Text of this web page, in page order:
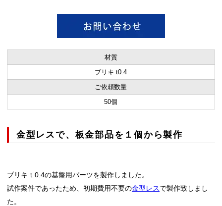
材質
ブリキ t0.4
ご依頼数量
50個
金型レスで、板金部品を１個から製作
ブリキｔ0.4の基盤用パーツを製作しました。
試作案件であったため、初期費用不要の金型レス で製作致しまし
た。